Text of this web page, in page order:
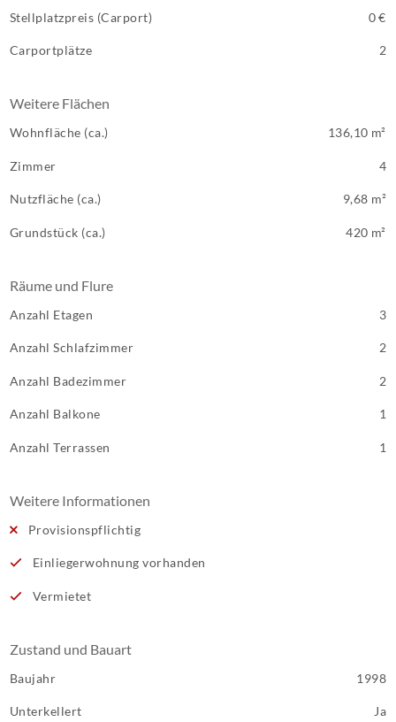
Stellplatzpreis (Carport) 0 €
Carportplätze 2
Weitere Flächen
Wohnfläche (ca.) 136,10 m²
Zimmer 4
Nutzfläche (ca.) 9,68 m²
Grundstück (ca.) 420 m²
Räume und Flure
Anzahl Etagen 3
Anzahl Schlafzimmer 2
Anzahl Badezimmer 2
Anzahl Balkone 1
Anzahl Terrassen 1
Weitere Informationen
Provisionspflichtig
Einliegerwohnung vorhanden
Vermietet
Zustand und Bauart
Baujahr 1998
Unterkellert Ja